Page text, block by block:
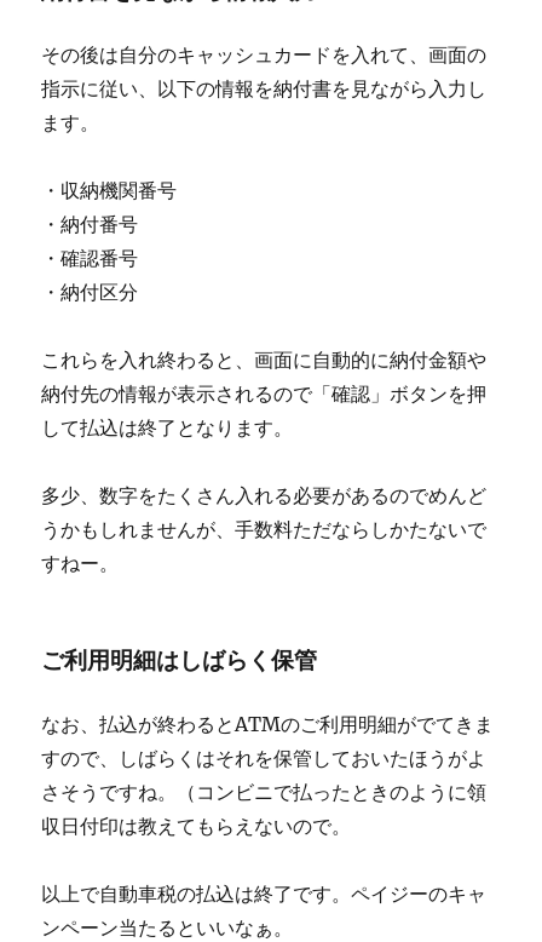
その後は自分のキャッシュカードを入れて、画面の
指示に従い、以下の情報を納付書を見ながら入力し
ます。
・収納機関番号
・納付番号
・確認番号
・納付区分
これらを入れ終わると、画面に自動的に納付金額や
納付先の情報が表示されるので「確認」ボタンを押
して払込は終了となります。
多少、数字をたくさん入れる必要があるのでめんど
うかもしれませんが、手数料ただならしかたないで
すねー。
ご利用明細はしばらく保管
なお、払込が終わるとATMのご利用明細がでてきま
すので、しばらくはそれを保管しておいたほうがよ
さそうですね。（コンビニで払ったときのように領
収日付印は教えてもらえないので。
以上で自動車税の払込は終了です。ペイジーのキャ
ンペーン当たるといいなぁ。